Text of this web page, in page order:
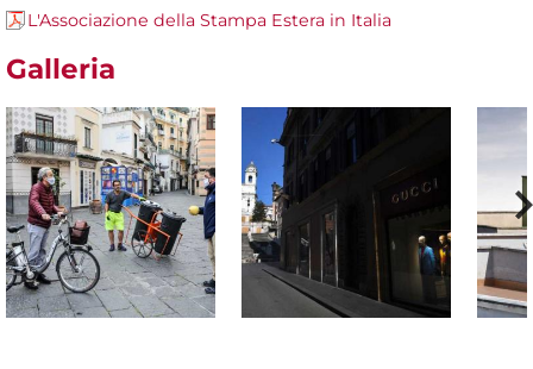
L'Associazione della Stampa Estera in Italia
Galleria